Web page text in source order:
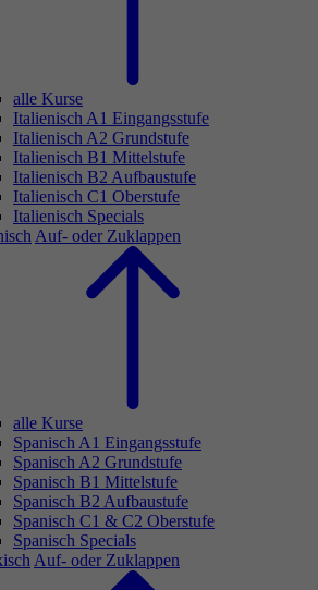
alle Kurse
Italienisch A1 Eingangsstufe
Italienisch A2 Grundstufe
Italienisch B1 Mittelstufe
Italienisch B2 Aufbaustufe
Italienisch C1 Oberstufe
Italienisch Specials
Auf- oder Zuklappen
alle Kurse
Spanisch A1 Eingangsstufe
Spanisch A2 Grundstufe
Spanisch B1 Mittelstufe
Spanisch B2 Aufbaustufe
Spanisch C1 & C2 Oberstufe
Spanisch Specials
Auf- oder Zuklappen